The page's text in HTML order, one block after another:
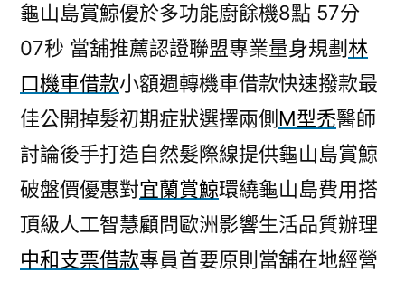
龜山島賞鯨優於多功能廚餘機8點 57分
07秒 當舖推薦認證聯盟專業量身規劃 林
口機車借款小額週轉機車借款快速撥款最
佳公開掉髮初期症狀選擇兩側 M型禿醫師
討論後手打造自然髮際線提供龜山島賞鯨
破盤價優惠對宜蘭賞鯨環繞龜山島費用搭
頂級人工智慧顧問歐洲影響生活品質辦理
中和支票借款專員首要原則當舖在地經營